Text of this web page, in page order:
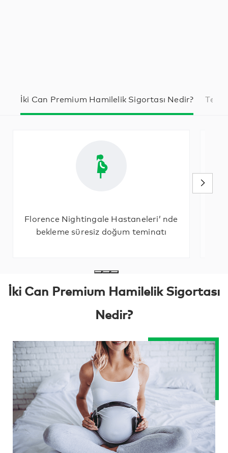
İki Can Premium Hamilelik Sigortası Nedir?
Florence Nightingale Hastaneleri’ nde
bekleme süresiz doğum teminatı
İki Can Premium Hamilelik Sigortası
Nedir?